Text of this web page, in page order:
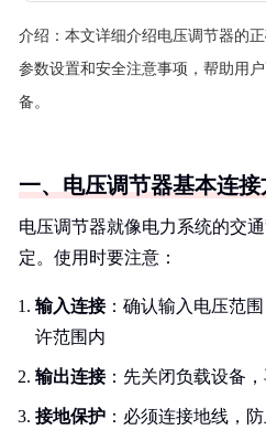
介绍： 本文详细介绍电压调节器的
参数设置和安全注意事项，帮助用
备。
一、电压调节器基本连接
电压调节器就像电力系统的交
定。使用时要注意：
输入连接：确认输入电压范
许范围内
输出连接：先关闭负载设备
接地保护 ：必须连接地线，